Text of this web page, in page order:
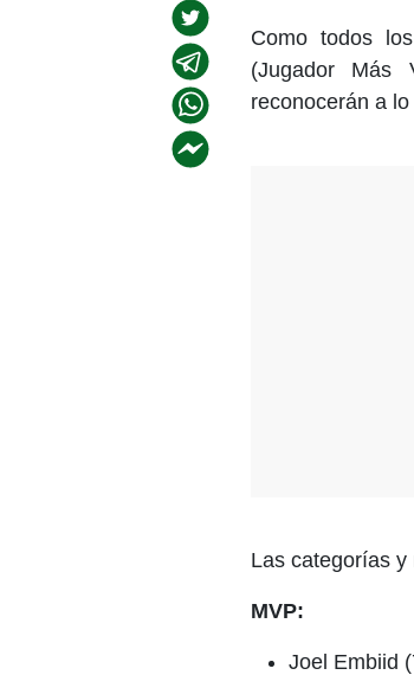
Como todos
(Jugador Más
reconocerán a
Las categorías y
MVP:
Joel Embiid